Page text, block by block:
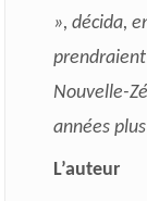
», décida,
Nouvelle-
années
L’auteur